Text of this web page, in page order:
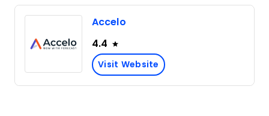
Accelo
4.4
Visit Website